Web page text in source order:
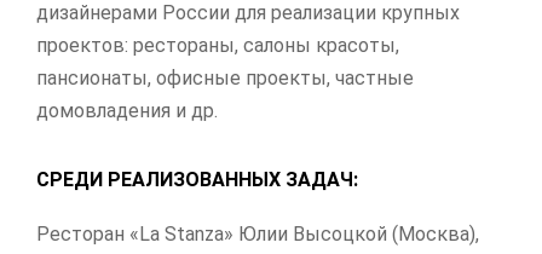
дизайнерами России для реализации крупных
проектов: рестораны, салоны красоты,
пансионаты, офисные проекты, частные
домовладения и др.
СРЕДИ РЕАЛИЗОВАННЫХ ЗАДАЧ:
Ресторан «La Stanza» Юлии Высоцкой (Москва),